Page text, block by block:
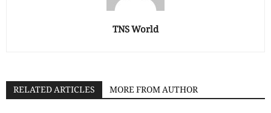
TNS World
RELATED ARTICLES MORE FROM AUTHOR